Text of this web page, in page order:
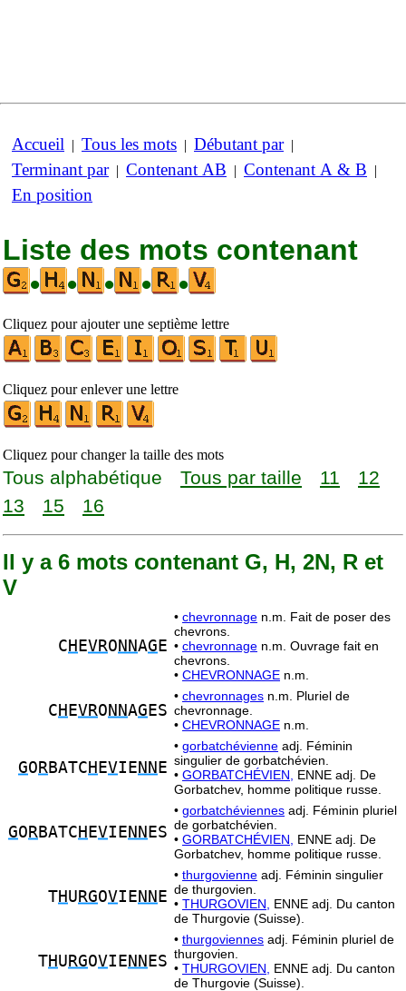
Accueil | Tous les mots | Débutant par|
Terminant par| Contenant AB | Contenant A & B |
En position
Liste des mots contenant
•
• • • •
Cliquez pour ajouter une septième lettre
Cliquez pour enlever une lettre
Cliquez pour changer la taille des mots
Tous alphabétique Tous par taille 11
12
13
15 16
Il y a 6 mots contenant G, H, 2N, R et
V
C H EVRO NNAG E
• chevronnage n.m. Fait de poser des
chevrons.
• chevronnage n.m. Ouvrage fait en
chevrons.
• CHEVRONNAGE n.m.
C H EVRO NNAG ES
• chevronnages n.m. Pluriel de
chevronnage.
• CHEVRONNAGE n.m.
GO RBATC H EVIE NN E
• gorbatchévienne adj. Féminin
singulier de gorbatchévien.
• GORBATCHÉVIEN,
ENNE adj. De
Gorbatchev, homme politique russe.
GO RBATC H EVIE NN ES
• gorbatchéviennes adj. Féminin pluriel
de gorbatchévien.
• GORBATCHÉVIEN,
ENNE adj. De
Gorbatchev, homme politique russe.
TH U RGOVIE NN E
• thurgovienne adj. Féminin singulier
de thurgovien.
• THURGOVIEN,
ENNE adj. Du canton
de Thurgovie (Suisse).
TH U RGOVIE NN ES
• thurgoviennes adj. Féminin pluriel de
thurgovien.
• THURGOVIEN,
ENNE adj. Du canton
de Thurgovie (Suisse).